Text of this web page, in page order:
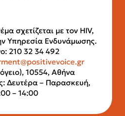
σχετίζεται με τον HIV,
Υπηρεσία Ενδυνάμωσης.
210 32 34 492
10554, Αθήνα
Δευτέρα – Παρασκευή,
– 14:00